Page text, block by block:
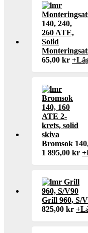
65,00 kr +
Bromsok
1 895,00 kr +
Grill 960, S/
825,00 kr +